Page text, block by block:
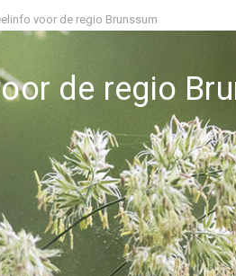
voor de regio Brunssum
de regio